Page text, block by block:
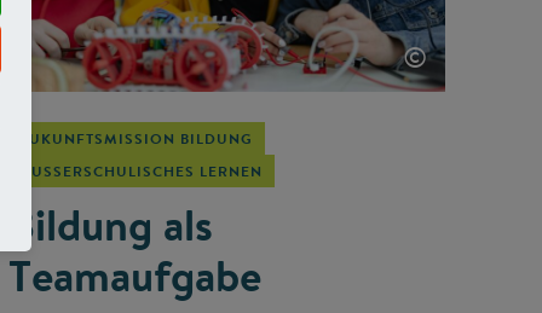
©
ZUKUNFTSMISSION BILDUNG
AUSSERSCHULISCHES LERNEN
Bildung als
Teamaufgabe